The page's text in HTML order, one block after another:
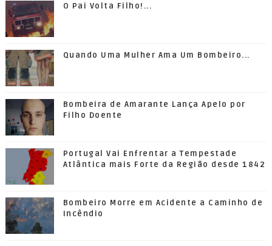
O Pai Volta Filho!...
Quando Uma Mulher Ama Um Bombeiro...
Bombeira de Amarante Lança Apelo por
Filho Doente
Portugal Vai Enfrentar a Tempestade
Atlântica mais Forte da Região desde 1842
Bombeiro Morre em Acidente a Caminho de
Incêndio